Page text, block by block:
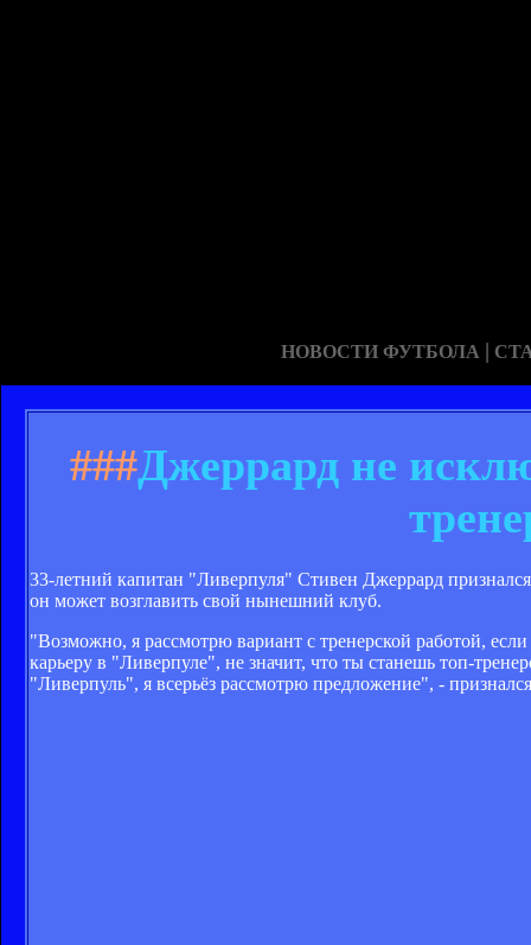
НОВОСТИ ФУТБОЛА |
###Джеррард не
33-летний капитан "Ливерпуля" Стивен Джеррард
он может возглавить свой нынешний клуб.
"Возможно, я рассмотрю вариант с тренерской работой,
карьеру в "Ливерпуле", не значит, что ты станешь топ-
"Ливерпуль", я всерьёз рассмотрю предложение", -